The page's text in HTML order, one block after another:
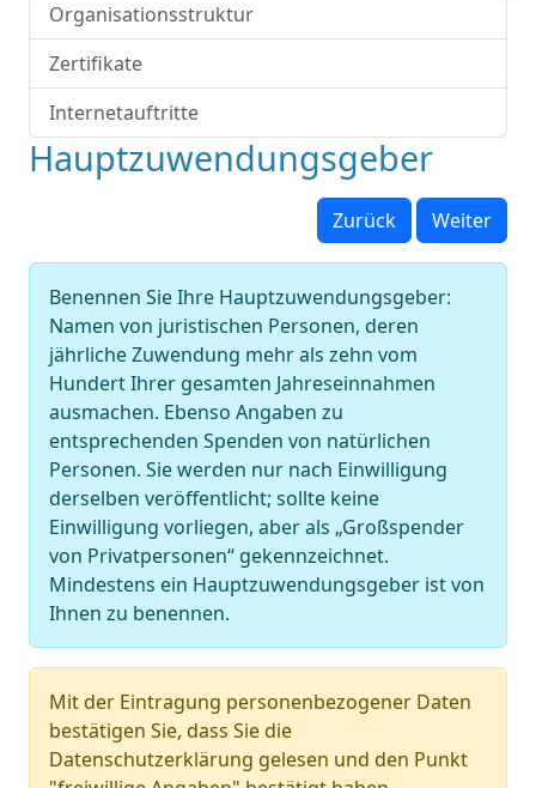
Organisationsstruktur
Zertifikate
Internetauftritte
Hauptzuwendungsgeber
Zurück Weiter
Benennen Sie Ihre Hauptzuwendungsgeber:
Namen von juristischen Personen, deren
jährliche Zuwendung mehr als zehn vom
Hundert Ihrer gesamten Jahreseinnahmen
ausmachen. Ebenso Angaben zu
entsprechenden Spenden von natürlichen
Personen. Sie werden nur nach Einwilligung
derselben veröffentlicht; sollte keine
Einwilligung vorliegen, aber als „Großspender
von Privatpersonen“ gekennzeichnet.
Mindestens ein Hauptzuwendungsgeber ist von
Ihnen zu benennen.
Mit der Eintragung personenbezogener Daten
bestätigen Sie, dass Sie die
Datenschutzerklärung gelesen und den Punkt